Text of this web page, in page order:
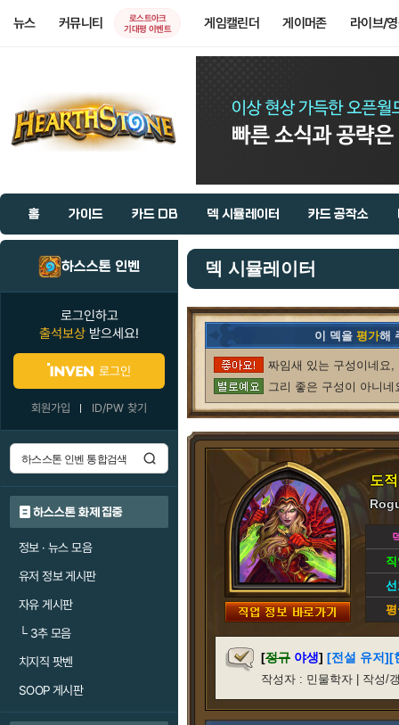
뉴스 커뮤니티
로스트아크
기대평 이벤트
게임캘린더 게이머존 라이브/
홈 가이드 카드 DB 덱 시뮬레이터 카드 공작소
하스스톤 인벤
로그인하고
출석보상 받으세요!
로그인
회원가입 ID/PW 찾기
하스스톤 화제 집중
정보 · 뉴스 모음
유저 정보 게시판
자유 게시판
└3추 모음
치지직 팟벤
SOOP 게시판
덱 시뮬레이터
이 덱을 평가해
짜임새 있는 구성이네요,
그리 좋은 구성이 아니네
도
[정규 야생] [전설 유저][
작성자 : 민물학자 | 작성/